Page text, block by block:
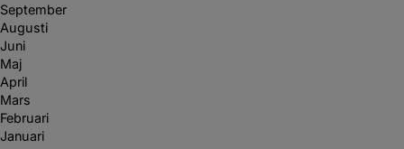
September
Augusti
Juni
Maj
April
Mars
Februari
Januari